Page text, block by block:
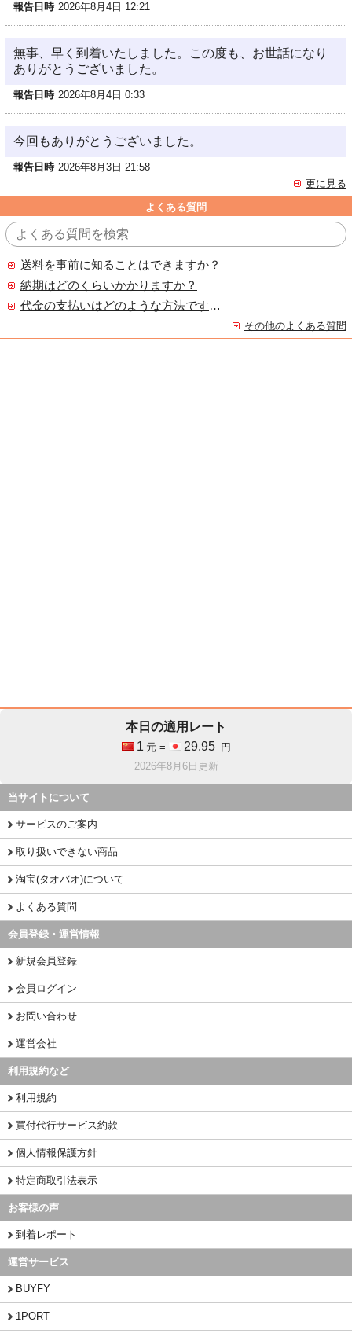
報告日時 2026年8月4日 12:21
無事、早く到着いたしました。この度も、お世話になり
ありがとうございました。
報告日時 2026年8月4日 0:33
今回もありがとうございました。
報告日時 2026年8月3日 21:58
更に見る
よくある質問
送料を事前に知ることはできますか？
納期はどのくらいかかりますか？
代金の支払いはどのような方法ですか？
その他のよくある質問
本日の適用レート
1 元 = 29.95
円
2026年8月6日更新
当サイトについて
サービスのご案内
取り扱いできない商品
淘宝(タオバオ)について
よくある質問
会員登録・運営情報
新規会員登録
会員ログイン
お問い合わせ
運営会社
利用規約など
利用規約
買付代行サービス約款
個人情報保護方針
特定商取引法表示
お客様の声
到着レポート
運営サービス
BUYFY
1PORT